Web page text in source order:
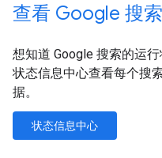
查看 Google 搜
想知道 Google 搜索的运
状态信息中心查看每个搜
据。
状态信息中心